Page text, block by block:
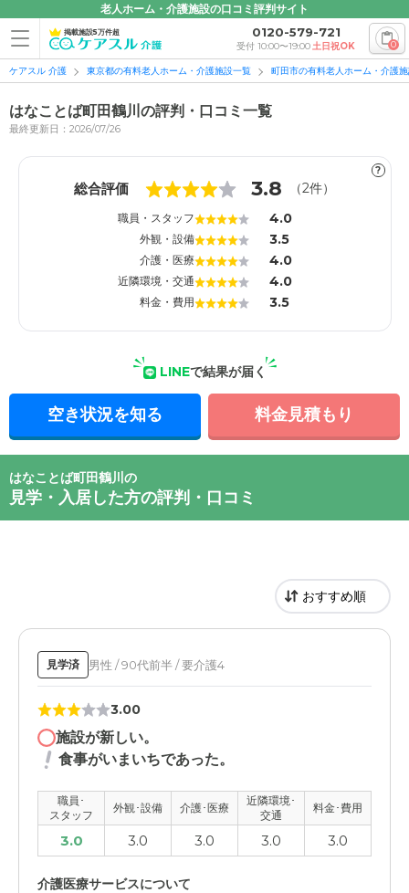
老人ホーム・介護施設の口コミ評判サイト
掲載施設5万件超 0120-579-721
受付 10:00〜19:00土日祝OK 0
ケアスル 介護 東京都の有料老人ホーム・介護施設一覧 町田市の有料老人ホーム・介護
はなことば町田鶴川の評判・口コミ一覧
最終更新日：2026/07/26
?
総合評価 3.8 （2件）
職員・スタッフ 4.0
外観・設備 3.5
介護・医療 4.0
近隣環境・交通 4.0
料金・費用 3.5
LINEで結果が届く
空き状況を知る 料金見積もり
はなことば町田鶴川の
見学・入居した方の評判・口コミ
見学済 男性 / 90代前半 / 要介護4
3.00
施設が新しい。
食事がいまいちであった。
職員･
スタッフ
外観･設備 介護･医療
近隣環境･
交通
料金･費用
3.0 3.0 3.0 3.0 3.0
介護医療サービスについて